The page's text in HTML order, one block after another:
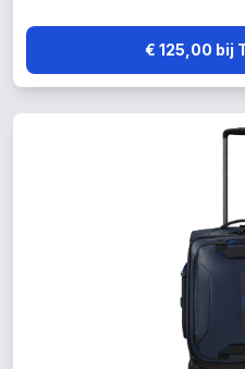
€ 125,00 bij